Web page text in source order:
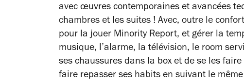
avec œuvres contemporaines et avancées
chambres et les suites ! Avec, outre le
pour la jouer Minority Report, et gérer la
musique, l’alarme, la télévision, le room
ses chaussures dans la box et de se les
faire repasser ses habits en suivant le